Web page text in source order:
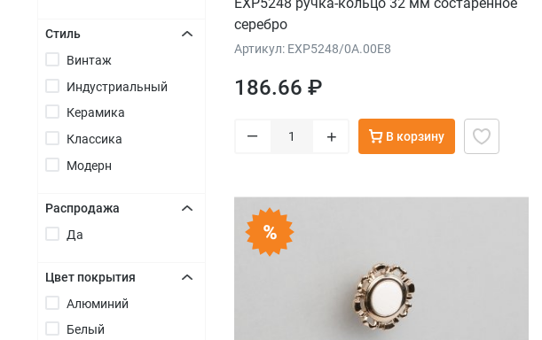
Стиль
Винтаж
Индустриальный
Керамика
Классика
Модерн
Распродажа
Да
Цвет покрытия
Алюминий
Белый
EXP5248 ручка-кольцо 32 мм состаренное
серебро
Артикул: EXP5248/0A.00E8
186.66 ₽
– + В корзину